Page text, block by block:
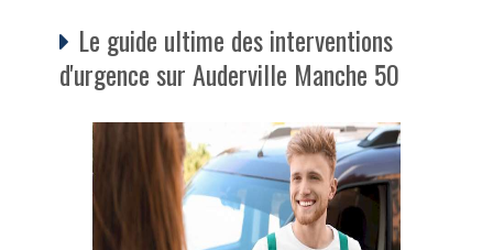
Le guide ultime des interventions
d'urgence sur Auderville Manche 50